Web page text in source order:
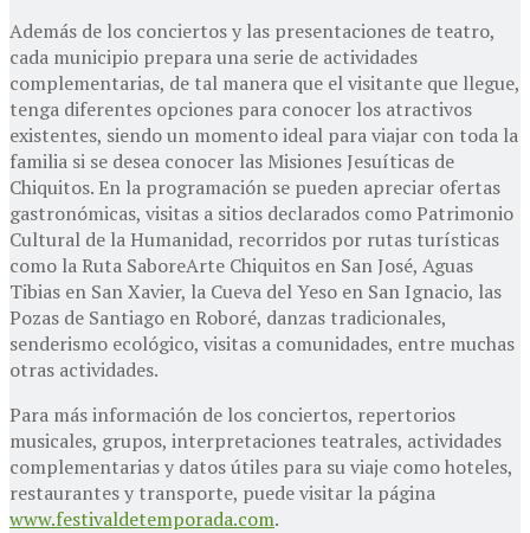
Además de los conciertos y las presentaciones de teatro,
cada municipio prepara una serie de actividades
complementarias, de tal manera que el visitante que llegue,
tenga diferentes opciones para conocer los atractivos
existentes, siendo un momento ideal para viajar con toda la
familia si se desea conocer las Misiones Jesuíticas de
Chiquitos. En la programación se pueden apreciar ofertas
gastronómicas, visitas a sitios declarados como Patrimonio
Cultural de la Humanidad, recorridos por rutas turísticas
como la Ruta SaboreArte Chiquitos en San José, Aguas
Tibias en San Xavier, la Cueva del Yeso en San Ignacio, las
Pozas de Santiago en Roboré, danzas tradicionales,
senderismo ecológico, visitas a comunidades, entre muchas
otras actividades.
Para más información de los conciertos, repertorios
musicales, grupos, interpretaciones teatrales, actividades
complementarias y datos útiles para su viaje como hoteles,
restaurantes y transporte, puede visitar la página
www.festivaldetemporada.com.